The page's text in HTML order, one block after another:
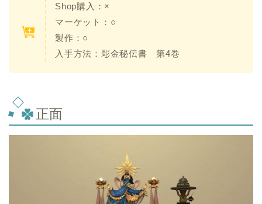
Shop購入：×
マーケット：○
製作：○
入手方法： 彫金秘伝書 第4巻
正面